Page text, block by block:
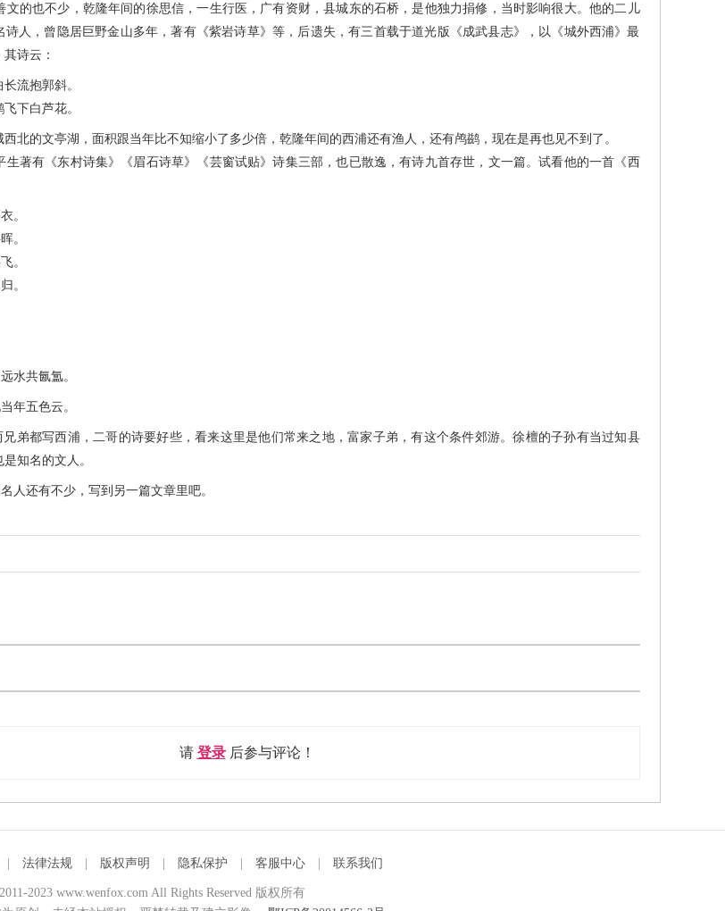
也不少，乾隆年间的徐思信，一生行医，广有资财，县城东的石桥，是他独力捐修，当时影响很大。他的二儿
诗人，曾隐居巨野金山多年，著有《紫岩诗草》等，后遗失，有三首载于道光版《成武县志》，以《城外西浦》最
诗云：
流抱郭斜。
下白芦花。
的文亭湖，面积跟当年比不知缩小了多少倍，乾隆年间的西浦还有渔人，还有鸬鹚，现在是再也见不到了。
有《东村诗集》《眉石诗草》《芸窗试贴》诗集三部，也已散逸，有诗九首存世，文一篇。试看他的一首《西
。
。
。
。
水共氤氲。
年五色云。
都写西浦，二哥的诗要好些，看来这里是他们常来之地，富家子弟，有这个条件郊游。徐檀的子孙有当过知县
知名的文人。
还有不少，写到另一篇文章里吧。
请 登录后参与评论！
法律法规 版权声明 隐私保护 客服中心 联系我们
2023 www.wenfox.com All Rights Reserved 版权所有